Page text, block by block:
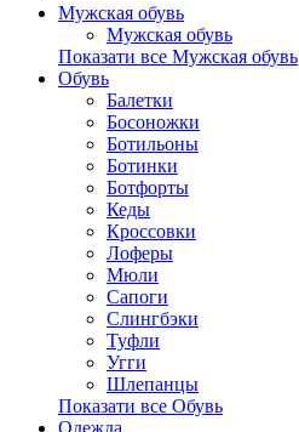
Мужская обувь
Мужская обувь
Показати все Мужская обувь
Обувь
Балетки
Босоножки
Ботильоны
Ботинки
Ботфорты
Кеды
Кроссовки
Лоферы
Мюли
Сапоги
Слингбэки
Туфли
Угги
Шлепанцы
Показати все Обувь
Одежда